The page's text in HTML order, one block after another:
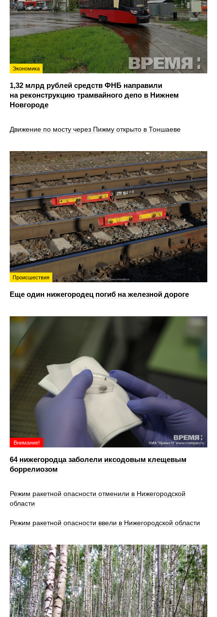
Экономика
1,32 млрд рублей средств ФНБ направили
на реконструкцию трамвайного депо в Нижнем
Новгороде
Движение по мосту через Пижму открыто в Тоншаеве
Происшествия
Еще один нижегородец погиб на железной дороге
Внимание!
64 нижегородца заболели иксодовым клещевым
боррелиозом
Режим ракетной опасности отменили в Нижегородской
области
Режим ракетной опасности ввели в Нижегородской области